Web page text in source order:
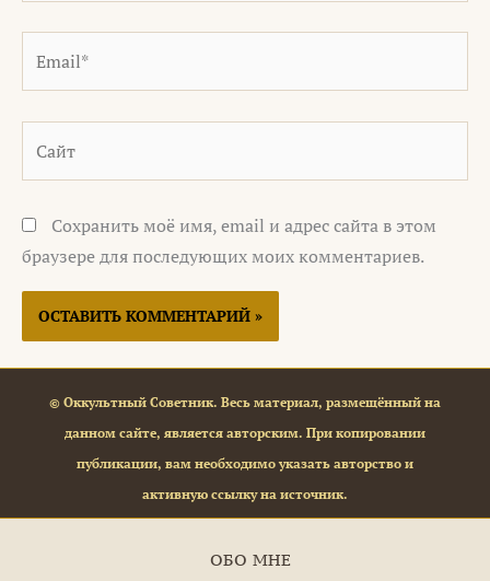
Сохранить моё имя, email и адрес сайта в этом
браузере для последующих моих комментариев.
© Оккультный Советник. Весь материал, размещённый на
данном сайте, является авторским. При копировании
публикации, вам необходимо указать авторство и
активную ссылку на источник.
ОБО МНЕ